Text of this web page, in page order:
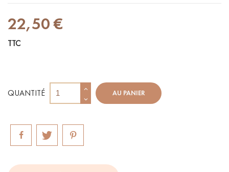
22,50 €
TTC
QUANTITÉ AU PANIER